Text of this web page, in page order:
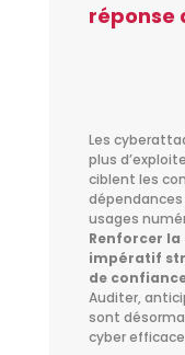
réponse
Les
plus
ciblent les
usages
Renforcer
impératif
de
Auditer,
sont
cyber